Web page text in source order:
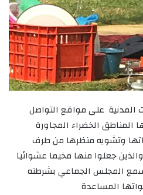
المدنية على مواقع التواصل
المناطق الخضراء المجاورة
وتشويه منظرها من طرف
جعلوا منها مخيما عشوائيا
المجلس الجماعي بشرطته
المساعدة